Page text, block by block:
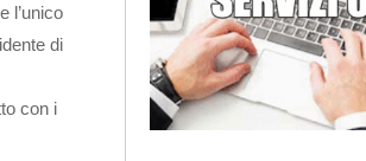
l’unico
di
con i